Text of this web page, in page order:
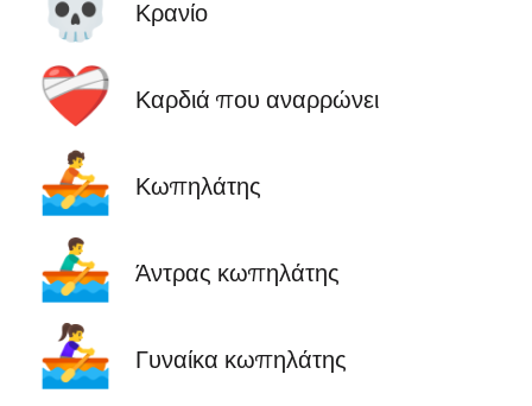
Κρανίο
❤️‍🩹 Καρδιά που αναρρώνει
🚣 Κωπηλάτης
🚣‍♂️ Άντρας κωπηλάτης
🚣‍♀️ Γυναίκα κωπηλάτης